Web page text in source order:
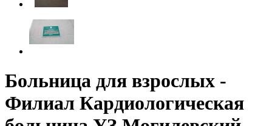
Больница для взрослых -
Филиал Кардиологическая